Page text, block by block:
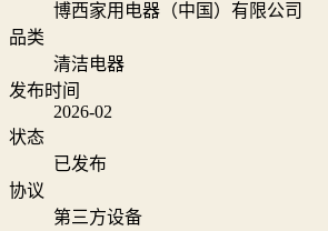
博西家用电器（中国）有限公司
品类
清洁电器
发布时间
2026-02
状态
已发布
协议
第三方设备